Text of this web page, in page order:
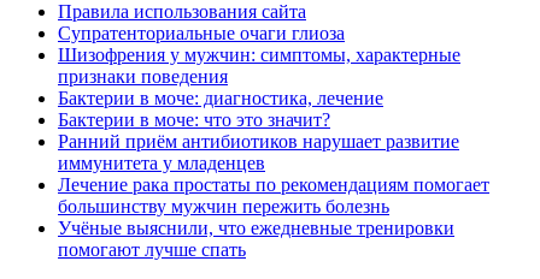
Правила использования сайта
Супратенториальные очаги глиоза
Шизофрения у мужчин: симптомы, характерные
признаки поведения
Бактерии в моче: диагностика, лечение
Бактерии в моче: что это значит?
Ранний приём антибиотиков нарушает развитие
иммунитета у младенцев
Лечение рака простаты по рекомендациям помогает
большинству мужчин пережить болезнь
Учёные выяснили, что ежедневные тренировки
помогают лучше спать